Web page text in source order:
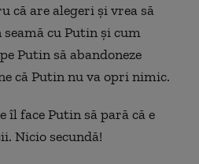
că are alegeri și vrea să
cu Putin și cum
Putin să abandoneze
că Putin nu va opri nimic.
îl face Putin să pară că e
Nicio secundă!